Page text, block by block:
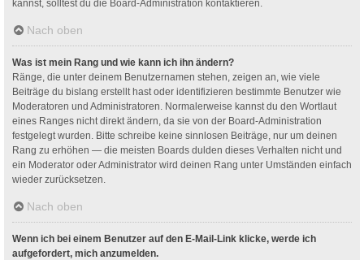
kannst, solltest du die Board-Administration kontaktieren.
Nach oben
Was ist mein Rang und wie kann ich ihn ändern?
Ränge, die unter deinem Benutzernamen stehen, zeigen an, wie viele
Beiträge du bislang erstellt hast oder identifizieren bestimmte Benutzer wie
Moderatoren und Administratoren. Normalerweise kannst du den Wortlaut
eines Ranges nicht direkt ändern, da sie von der Board-Administration
festgelegt wurden. Bitte schreibe keine sinnlosen Beiträge, nur um deinen
Rang zu erhöhen — die meisten Boards dulden dieses Verhalten nicht und
ein Moderator oder Administrator wird deinen Rang unter Umständen einfach
wieder zurücksetzen.
Nach oben
Wenn ich bei einem Benutzer auf den E-Mail-Link klicke, werde ich
aufgefordert, mich anzumelden.